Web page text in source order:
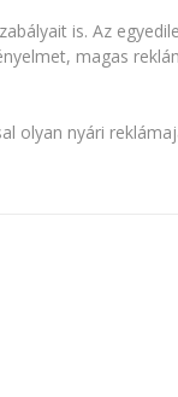
is. Az
magas
olyan nyári